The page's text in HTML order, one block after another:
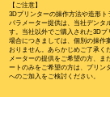
【ご注意】
3Dプリンターの操作方法や造形
パラメーター提供は、当社デンタ
す。当社以外でご購入された3D
場合につきましては、個別の操作
おりません。 あらかじめご了承く
メーターの提供をご希望の方、ま
ートのみをご希望の方は、プリン
へのご加入をご検討ください。